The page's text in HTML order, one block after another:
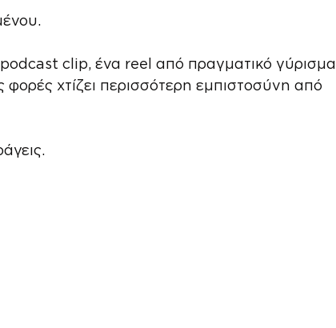
clip, ένα reel από πραγματικό γύρισμα
χτίζει περισσότερη εμπιστοσύνη από